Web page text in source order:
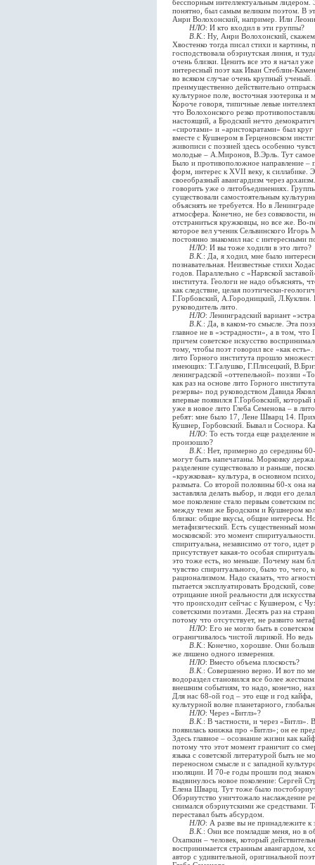
бесспорным интеллектуальным
понятно, был самым великим поэтом. В
Анри Волохонский, например. Или
НЛО: И кто входил в эти группы?
В.К. : Ну, Анри Волохонский,
Хвостенко тогда писал стихи и
господствовала обэриутская линия, и
очень близки. Ценить все это я начал
интересный поэт как Иван Стеблин-
во всяком случае очень крупный
преимущественно действительно
культурное поле, восточная эзотерика и
Короче говоря, типичные левые
что Волохонского резко
настоящий, а Бродский нечто
«сиротами» и «аристократами» был
вместе с Кушнером в Герценовском
живописи с поэзией здесь особенно
молодые – А.Миронов, В.Эрль. Тут самое
Было и противоположное направление –
форм, интерес к XVII веку, к силлабике.
своеобразный авангардизм через
говорить уже о литобъединениях.
существовали самостоятельным
объяснять не требуется. Но в
атмосфера. Конечно, не без совковости,
отстраниться кружковцы, но все же. Во-
которое вел ученик Сельвинского
постоянно знакомил нас с интересными
НЛО: И вы тоже ходили в это лито?
В.К. : Да, я ходил, мне было
познавательная. Неизвестные стихи
годов. Параллельно с «Нарвской
института. Геологи не надо объяснять,
как следствие, целая поэтически-
Г.Горбовский, А.Городницкий, Л.Куклин.
руководитель лито.
НЛО: Ленинградский вариант
В.К. : Да, в каком-то смысле. Эта
главное не в «эстрадности», а в том,
причем советское искусство
тому, чтобы поэт говорил все «как
лито Горного института прошло
имеющих: Т.Галушко, Г.Плисецкий,
ленинградской «оттепельной» поэзии
как раз на основе лито Горного
резервы» под руководством Давида
впервые появился Г.Горбовский,
уже в новое лито Глеба Семенова – в
ребят: мне было 17, Лене Шварц 14.
Кушнер, Горбовский. Бывал и Соснора.
НЛО: То есть тогда еще
произошло?
В.К. : Нет, примерно до середины
могут быть напечатаны. Морковку
разделение существовало и раньше,
«кружковая» культура, в основном
размыта. Со второй половины 60-х она
заставляла делать выбор, и люди его
мое поколение стало первым советским
между теми же Бродским и Кушнером
близки: общие вкусы, общие интересы.
метафизический. Есть существенный
московской: это момент
спиритуальна, независимо от того,
присутствует какая-то особая
это тоже есть, но меньше. Почему нам
чувство спиритуального, было то, чего,
рационализмом. Надо сказать, что
пытается эксплуатировать Бродский,
отрицание иной реальности для
что происходит сейчас с Кушнером, с
советскими поэтами. Десять раз на
потому что отсутствует, не развито
НЛО: Его не могло быть в
ограничивалось чистой лирикой. Но
В.К. : Конечно, хорошие. Они
же лишено одного измерения.
НЛО: Вместо объема плоскость?
В.К. : Совершенно верно. И вот по
водораздел становился все более
внешним событиям, то надо, конечно,
Для нас 68-ой год – это еще и год
культурной волне планетарного,
НЛО: Через «Битлз»?
В.К. : В частности, и через
появилась книжка про «Битлз»; он ее
Здесь главное – осознание жизни как
потому что этот момент граничит со
языка с советской литературой быть не
переносном смысле и с западной
изоляции. И 70-е годы прошли под
выдвинулось новое поколение: Сергей
Елена Шварц. Тут тоже было
Обэриутство уничтожало наслаждение
снимался обэриутскими же средствами.
переставал быть абсурдом.
НЛО: А разве вы не принадлежите к
В.К. : Они все помладше меня, но в
Охапкин – человек, который
воспринимается странным авангардом,
автор с удивительной, оригинальной